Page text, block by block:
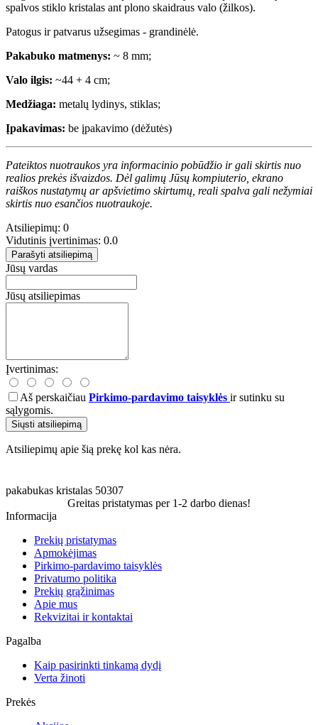
spalvos stiklo kristalas ant plono skaidraus valo (žilkos).
Patogus ir patvarus užsegimas - grandinėlė.
Pakabuko matmenys: ~ 8 mm;
Valo ilgis: ~44 + 4 cm;
Medžiaga: metalų lydinys, stiklas;
Įpakavimas: be įpakavimo (dėžutės)
Pateiktos nuotraukos yra informacinio pobūdžio ir gali skirtis nuo
realios prekės išvaizdos. Dėl galimų Jūsų kompiuterio, ekrano
raiškos nustatymų ar apšvietimo skirtumų, reali spalva gali nežymiai
skirtis nuo esančios nuotraukoje.
Atsiliepimų: 0
Vidutinis įvertinimas: 0.0
Parašyti atsiliepimą
Jūsų vardas
Jūsų atsiliepimas
Įvertinimas:
Aš perskaičiau Pirkimo-pardavimo taisyklės ir sutinku su
sąlygomis.
Siųsti atsiliepimą
Atsiliepimų apie šią prekę kol kas nėra.
pakabukas kristalas 50307
Greitas pristatymas per 1-2 darbo dienas!
Informacija
Prekių pristatymas
Apmokėjimas
Pirkimo-pardavimo taisyklės
Privatumo politika
Prekių grąžinimas
Apie mus
Rekvizitai ir kontaktai
Pagalba
Kaip pasirinkti tinkamą dydį
Verta žinoti
Prekės